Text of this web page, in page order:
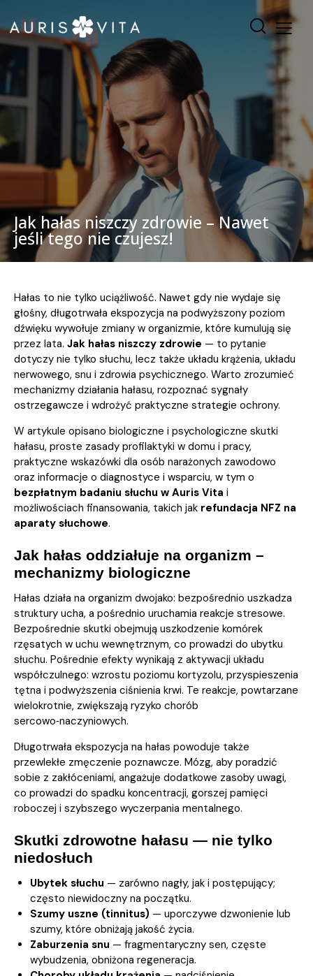
Jak hałas niszczy zdrowie – Nawet
jeśli tego nie czujesz!
Hałas to nie tylko uciążliwość. Nawet gdy nie wydaje się
głośny, długotrwała ekspozycja na podwyższony poziom
dźwięku wywołuje zmiany w organizmie, które kumulują się
przez lata. Jak hałas niszczy zdrowie — to pytanie
dotyczy nie tylko słuchu, lecz także układu krążenia, układu
nerwowego, snu i zdrowia psychicznego. Warto zrozumieć
mechanizmy działania hałasu, rozpoznać sygnały
ostrzegawcze i wdrożyć praktyczne strategie ochrony.
W artykule opisano biologiczne i psychologiczne skutki
hałasu, proste zasady profilaktyki w domu i pracy,
praktyczne wskazówki dla osób narażonych zawodowo
oraz informacje o diagnostyce i wsparciu, w tym o
bezpłatnym badaniu słuchu w Auris Vita i
możliwościach finansowania, takich jak refundacja NFZ na
aparaty słuchowe.
Jak hałas oddziałuje na organizm –
mechanizmy biologiczne
Hałas działa na organizm dwojako: bezpośrednio uszkadza
struktury ucha, a pośrednio uruchamia reakcje stresowe.
Bezpośrednie skutki obejmują uszkodzenie komórek
rzęsatych w uchu wewnętrznym, co prowadzi do ubytku
słuchu. Pośrednie efekty wynikają z aktywacji układu
współczulnego: wzrostu poziomu kortyzolu, przyspieszenia
tętna i podwyższenia ciśnienia krwi. Te reakcje, powtarzane
wielokrotnie, zwiększają ryzyko chorób
sercowo‑naczyniowych.
Długotrwała ekspozycja na hałas powoduje także
przewlekłe zmęczenie poznawcze. Mózg, aby poradzić
sobie z zakłóceniami, angażuje dodatkowe zasoby uwagi,
co prowadzi do spadku koncentracji, gorszej pamięci
roboczej i szybszego wyczerpania mentalnego.
Skutki zdrowotne hałasu — nie tylko
niedosłuch
Ubytek słuchu — zarówno nagły, jak i postępujący;
często niewidoczny na początku.
Szumy uszne (tinnitus) — uporczywe dzwonienie lub
szumy, które obniżają jakość życia.
Zaburzenia snu — fragmentaryczny sen, częste
wybudzenia, obniżona regeneracja.